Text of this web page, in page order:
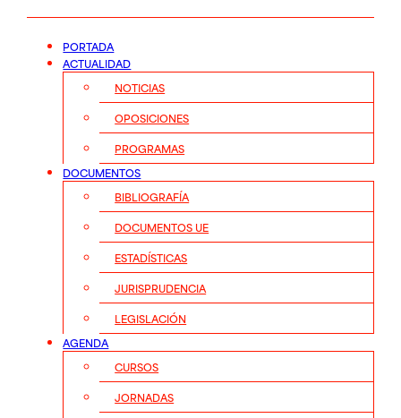
PORTADA
ACTUALIDAD
NOTICIAS
OPOSICIONES
PROGRAMAS
DOCUMENTOS
BIBLIOGRAFÍA
DOCUMENTOS UE
ESTADÍSTICAS
JURISPRUDENCIA
LEGISLACIÓN
AGENDA
CURSOS
JORNADAS